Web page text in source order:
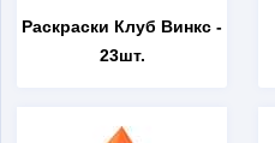
Раскраски Клуб Винкс -
23шт.